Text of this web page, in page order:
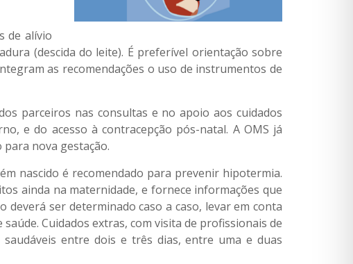
de alívio
(descida do leite). É preferível orientação sobre
as recomendações o uso de instrumentos de
parceiros nas consultas e no apoio aos cuidados
e do acesso à contracepção pós-natal. A OMS já
nova gestação.
nascido é recomendado para prevenir hipotermia.
ainda na maternidade, e fornece informações que
deverá ser determinado caso a caso, levar em conta
Cuidados extras, com visita de profissionais de
saudáveis entre dois e três dias, entre uma e duas